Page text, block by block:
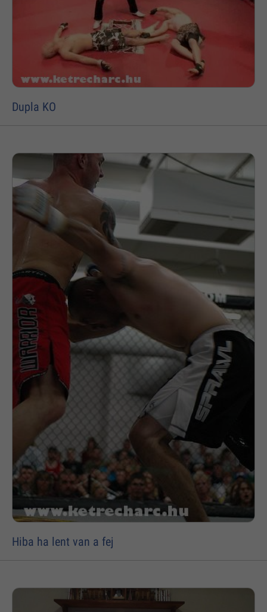
Dupla KO
Hiba ha lent van a fej